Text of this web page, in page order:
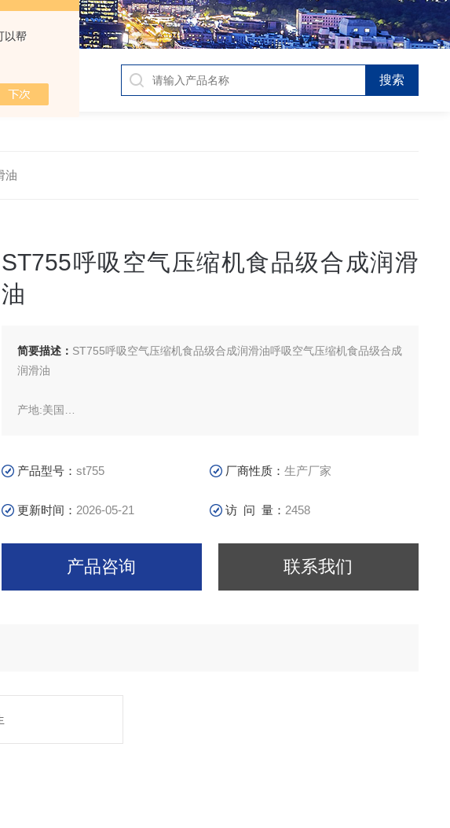
以帮
油
ST755呼吸空气压缩机食品级合成润滑
油
简要描述： ST755呼吸空气压缩机食品级合成润滑油呼吸空气压缩机食品级合成
润滑油
产地:美国
并呼吸空气压缩机在良好润滑下运转,必须使用呼空气压缩机润滑油,这种润滑油
产品型号：st755 厂商性质：生产厂家
更新时间： 2026-05-21 访 问 量： 2458
产品咨询 联系我们